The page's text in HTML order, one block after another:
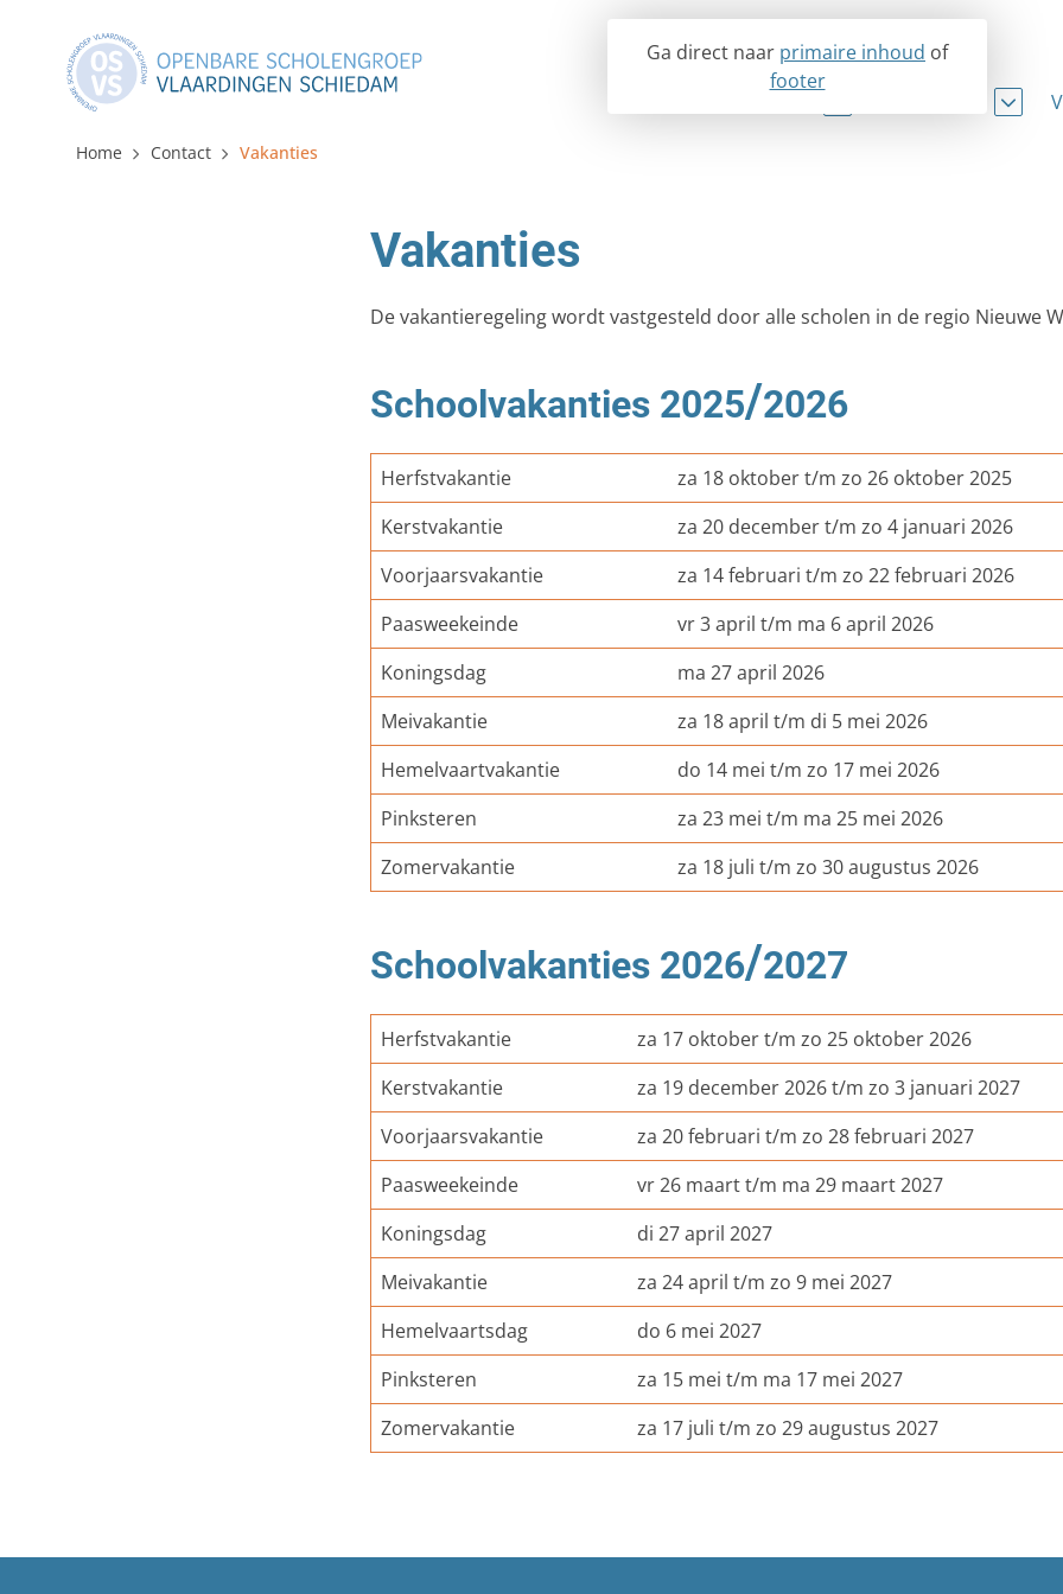
Ga direct naar primaire inhoud of
footer
Lyceum Schravenlant
Mavo Schravenlant XL
De Mavo Vos
Het Lyceum Vos
De Internationale Vos
College van Bestuur
GMR
Strategisch beleidsplan
Organogram
Privacy
Reglement
Statuten
Woo-
Home Contact Vakanties
Vakanties
De vakantieregeling wordt vastgesteld door alle scholen in de regio Nieuwe
Schoolvakanties 2025/2026
Herfstvakantie
za 18 oktober t/m zo 26 oktober 2025
Kerstvakantie
za 20 december t/m zo 4 januari 2026
Voorjaarsvakantie
za 14 februari t/m zo 22 februari 2026
Paasweekeinde
vr 3 april t/m ma 6 april 2026
Koningsdag
ma 27 april 2026
Meivakantie
za 18 april t/m di 5 mei 2026
Hemelvaartvakantie
do 14 mei t/m zo 17 mei 2026
Pinksteren
za 23 mei t/m ma 25 mei 2026
Zomervakantie
za 18 juli t/m zo 30 augustus 2026
Schoolvakanties 2026/2027
Herfstvakantie
za 17 oktober t/m zo 25 oktober 2026
Kerstvakantie
za 19 december 2026 t/m zo 3 januari 2027
Voorjaarsvakantie
za 20 februari t/m zo 28 februari 2027
Paasweekeinde
vr 26 maart t/m ma 29 maart 2027
Koningsdag
di 27 april 2027
Meivakantie
za 24 april t/m zo 9 mei 2027
Hemelvaartsdag
do 6 mei 2027
Pinksteren
za 15 mei t/m ma 17 mei 2027
Zomervakantie
za 17 juli t/m zo 29 augustus 2027